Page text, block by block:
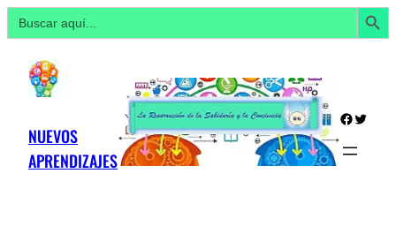
Buscar: Botón de
contenido
NUEVOS
APRENDIZAJES
Twitter